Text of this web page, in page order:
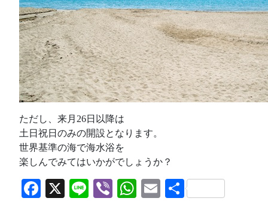
ただし、来月26日以降は
土日祝日のみの開設となります。
世界基準の海で海水浴を
楽しんでみてはいかがでしょうか？
Facebook
X LineViberWhatsApp
Email
共